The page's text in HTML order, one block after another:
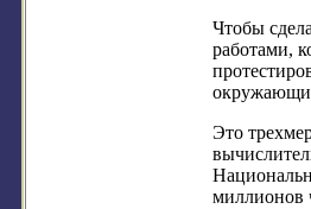
Чтобы
работами,
Это
миллионов